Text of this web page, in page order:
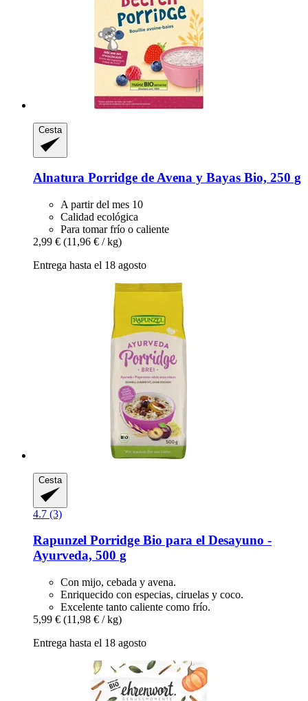
Cesta
Alnatura Porridge de Avena y Bayas Bio, 250 g
A partir del mes 10
Calidad ecológica
Para tomar frío o caliente
2,99 € (11,96 € / kg)
Entrega hasta el 18 agosto
Cesta
4.7 (3)
Rapunzel Porridge Bio para el Desayuno -​
Ayurveda, 500 g
Con mijo, cebada y avena.
Enriquecido con especias, ciruelas y coco.
Excelente tanto caliente como frío.
5,99 € (11,98 € / kg)
Entrega hasta el 18 agosto